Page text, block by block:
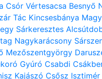
Csór Vértesacsa Besnyő
Tác Kincsesbánya
Sárkeresztes
Nagykarácsony
Mezőszentgyörgy
Gyúró Csabdi
Kajászó Csősz Isztimér